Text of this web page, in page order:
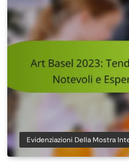
Evidenziazioni Della Mostra